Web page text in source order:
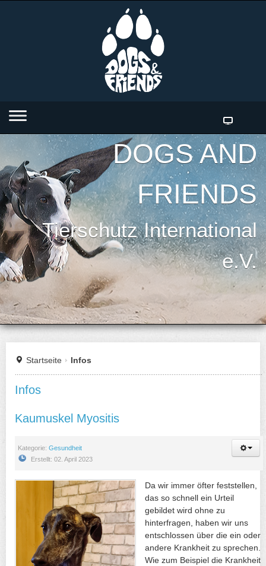
DOGS AND
FRIENDS
Tierschutz International
e.V.
Startseite Infos
Infos
Kaumuskel Myositis
Kategorie: Gesundheit
Erstellt: 02. April 2023
Da wir immer öfter feststellen,
das so schnell ein Urteil
gebildet wird ohne zu
hinterfragen, haben wir uns
entschlossen über die ein oder
andere Krankheit zu sprechen.
Wie zum Beispiel die Krankheit